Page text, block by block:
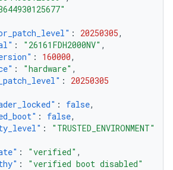
: 20250305,
: "26161FDH2000NV" ,
: 160000,
: "hardware" ,
:
20250305
: false,
: false,
:
"TRUSTED_ENVIRONMENT"
: "verified" ,
: "verified boot disabled"